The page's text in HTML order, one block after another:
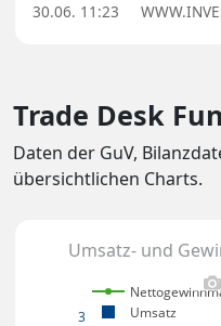
30.06. 11:23
Trade Desk
Daten der GuV,
übersichtlichen Charts.
Umsatz- und
3
Umsatz